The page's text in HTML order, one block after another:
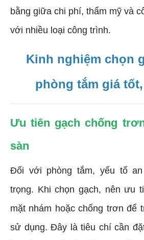
bằng giữa chi phí, thẩm mỹ và
với nhiều loại công trình.
Kinh nghiệm chọn
phòng tắm giá
Ưu tiên gạch chống
sàn
Đối với phòng tắm, yếu tố
trọng. Khi chọn gạch, nên ưu
mặt nhám hoặc chống trơn để
sử dụng. Đây là tiêu chí cần